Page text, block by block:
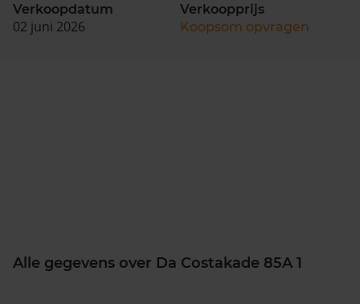
Verkoopdatum
02 juni 2026
Verkoopprijs
Koopsom opvragen
Alle gegevens over Da Costakade 85A 1